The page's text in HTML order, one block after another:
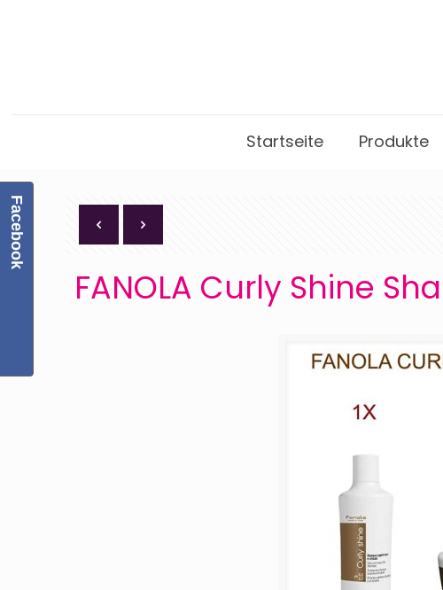
Startseite Produkte
FANOLA Curly Shine
Facebook